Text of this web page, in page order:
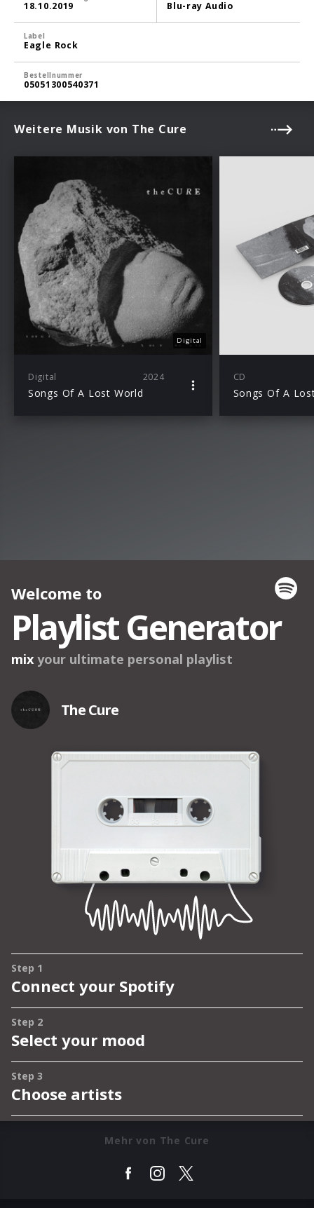
18.10.2019 Blu-ray Audio
Label
Eagle Rock
Bestellnummer
05051300540371
Weitere Musik von The Cure
Digital
Digital 2024
Songs Of A Lost World
CD
Songs Of A
Mehr von The Cure